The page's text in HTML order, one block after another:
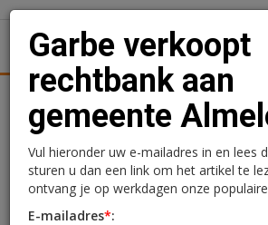
Transacties
Garbe verkoopt
aan gemeente
Garbe verkoopt
rechtbank aan
gemeente
Vul hieronder uw e-mailadres in en lees
sturen u dan een link om het artikel te
ontvang je op werkdagen onze
E-mailadres*: